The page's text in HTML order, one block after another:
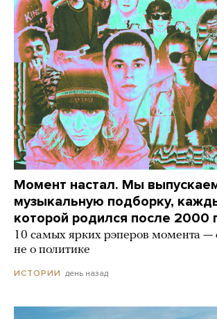
Момент настал. Мы
музыкальную подборку,
которой родился после 2000
10 самых ярких рэперов момента —
не о политике
ИСТОРИИ день назад